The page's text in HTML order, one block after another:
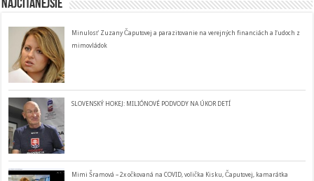
Najčítanejšie
Minulosť Zuzany Čaputovej a parazitovanie na verejných financiách a ľudoch z
mimovládok
SLOVENSKÝ HOKEJ: MILIÓNOVÉ PODVODY NA ÚKOR DETÍ
Mimi Šramová – 2x očkovaná na COVID, volička Kisku, Čaputovej, kamarátka